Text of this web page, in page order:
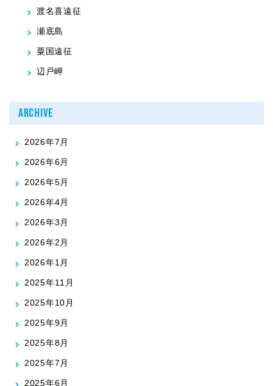
渡名喜遠征
瀬底島
粟国遠征
辺戸岬
ARCHIVE
2026年7月
2026年6月
2026年5月
2026年4月
2026年3月
2026年2月
2026年1月
2025年11月
2025年10月
2025年9月
2025年8月
2025年7月
2025年6月